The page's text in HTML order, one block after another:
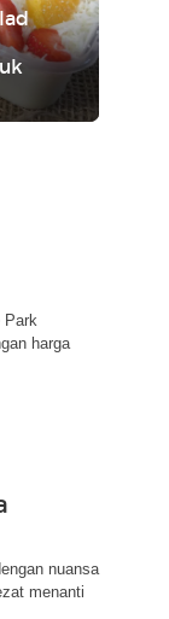
Park
harga
nuansa
menanti